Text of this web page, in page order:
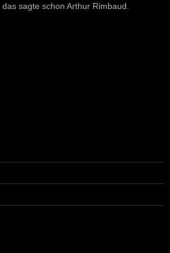
das sagte schon Arthur Rimbaud.